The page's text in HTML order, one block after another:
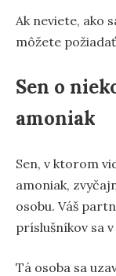
Ak neviete, ako
môžete
Sen o
amoniak
Sen, v ktorom
amoniak,
osobu. Váš
príslušníkov sa
Tá osoba sa